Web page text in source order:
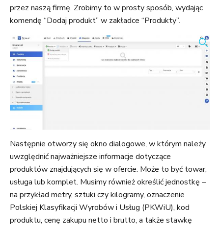
przez naszą firmę. Zrobimy to w prosty sposób, wydając
komendę “Dodaj produkt” w zakładce “Produkty”.
Następnie otworzy się okno dialogowe, w którym należy
uwzględnić najważniejsze informacje dotyczące
produktów znajdujących się w ofercie. Może to być towar,
usługa lub komplet. Musimy również określić jednostkę –
na przykład metry, sztuki czy kilogramy, oznaczenie
Polskiej Klasyfikacji Wyrobów i Usług (PKWiU), kod
produktu, cenę zakupu netto i brutto, a także stawkę